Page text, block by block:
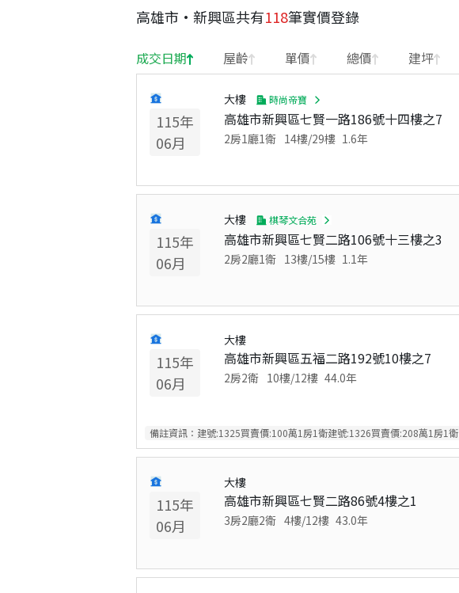
高雄市 · 新興區共有118筆實價登錄
成交日期 屋齡 單價 總價 建坪
115年
06月
大樓 時尚帝寶
高雄市新興區七賢一路186號十四樓之7
2房1廳1衛 14樓/29樓 1.6年
115年
06月
大樓 棋琴文合苑
高雄市新興區七賢二路106號十三樓之3
2房2廳1衛 13樓/15樓 1.1年
115年
06月
大樓
高雄市新興區五福二路192號10樓之7
2房2衛 10樓/12樓 44.0年
備註資訊： 建號:1325買賣價:100萬1房1衛建號:1326買賣價:208萬1房1衛
115年
06月
大樓
高雄市新興區七賢二路86號4樓之1
3房2廳2衛 4樓/12樓 43.0年